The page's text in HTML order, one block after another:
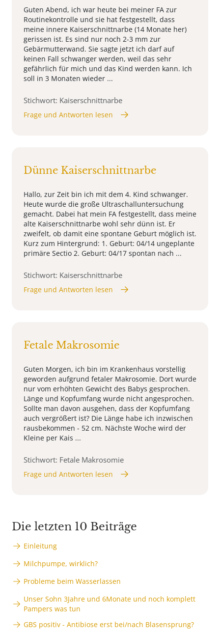
Guten Abend, ich war heute bei meiner FA zur
Routinekontrolle und sie hat festgestellt, dass
meine innere Kaiserschnittnarbe (14 Monate her)
gerissen ist. Es sind nur noch 2-3 mm zur
Gebärmutterwand. Sie sagte jetzt ich darf auf
keinen Fall schwanger werden, weil das sehr
gefährlich für mich und das Kind werden kann. Ich
soll in 3 Monaten wieder ...
Stichwort: Kaiserschnittnarbe
Frage und Antworten lesen
Dünne Kaiserschnittnarbe
Hallo, zur Zeit bin ich mit dem 4. Kind schwanger.
Heute wurde die große Ultraschalluntersuchung
gemacht. Dabei hat mein FA festgestellt, dass meine
alte Kaiserschnittnarbe wohl sehr dünn ist. Er
zweifelt, ob damit eine spontane Geburt möglich ist.
Kurz zum Hintergrund: 1. Geburt: 04/14 ungeplante
primäre Sectio 2. Geburt: 04/17 spontan nach ...
Stichwort: Kaiserschnittnarbe
Frage und Antworten lesen
Fetale Makrosomie
Guten Morgen, ich bin im Krankenhaus vorstellig
geworden aufgrund fetaler Makrosomie. Dort wurde
nur vom erhöhten Gewicht des Babys gesprochen.
Länge und Kopfumfang wurde nicht angesprochen.
Sollte man davon ausgehen, dass der Kopfumfang
auch vergrößert ist? Die Länge habe ich inzwischen
rausbekommen - 52 cm. Nächste Woche wird der
Kleine per Kais ...
Stichwort: Fetale Makrosomie
Frage und Antworten lesen
Die letzten 10 Beiträge
Einleitung
Milchpumpe, wirklich?
Probleme beim Wasserlassen
Unser Sohn 3Jahre und 6Monate und noch komplett
Pampers was tun
GBS positiv - Antibiose erst bei/nach Blasensprung?